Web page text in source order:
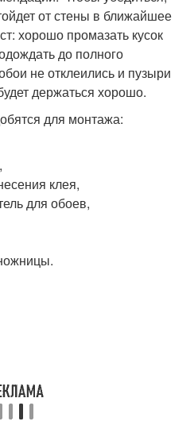
от стены в ближайшее
хорошо промазать кусок
до полного
не отклеились и пузыри
держаться хорошо.
для монтажа:
клея,
для обоев,